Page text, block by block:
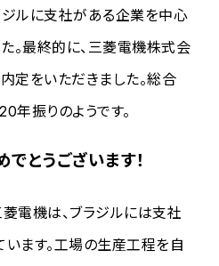
ジルに支社がある企業を中心
。最終的に、三菱電機株式会
定をいただきました。総合
年振りのようです。
とうございます！
菱電機は、ブラジルには支社
います。工場の生産工程を自